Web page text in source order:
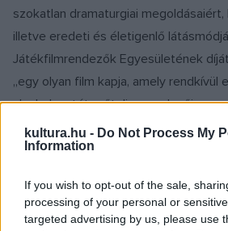
kultura.hu - Do Not Process My
Information
If you wish to opt-out of the sale,
processing of your personal or
targeted advertising by us, please use
szokatlan dramaturgiai megoldásaiért,
illetve eredeti és életigenlő
Játékfilmrendezők Egyesületének
„egy olyan film kapja, amely rendkívül
alaphelyzetét erőteljes rendezői
fel. Az anya és lánya történetét
párbeszédekkel és eredeti képi
drámai pillanatokat humorral
forintos utómunka díját, melyet a